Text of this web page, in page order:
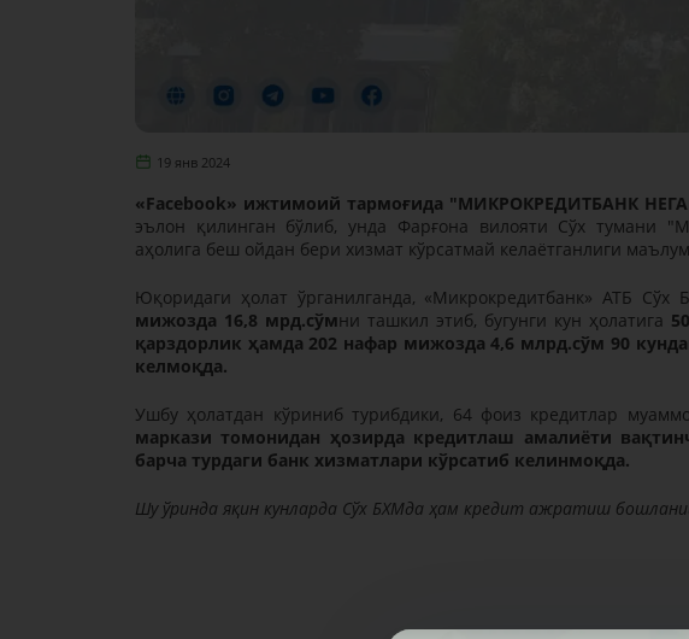
19 янв 2024
«Facebook» ижтимоий тармоғида "МИКРОКРEДИТБАНК
эълон қилинган бўлиб, унда Фарғона вилояти Сўх тумани
аҳолига беш ойдан бери хизмат кўрсатмай келаётганлиги
Юқоридаги ҳолат ўрганилганда, «Микрокредитбанк» АТБ Сўх
мижозда 16,8 мрд.сўмни ташкил этиб, бугунги кун ҳолатига
қарздорлик ҳамда 202 нафар мижозда 4,6 млрд.сўм 90
келмоқда.
Ушбу ҳолатдан кўриниб турибдики, 64 фоиз кредитлар
маркази томонидан ҳозирда кредитлаш амалиёти
барча турдаги банк хизматлари кўрсатиб келинмоқда.
Шу ўринда яқин кунларда Сўх БХМда ҳам кредит ажратиш